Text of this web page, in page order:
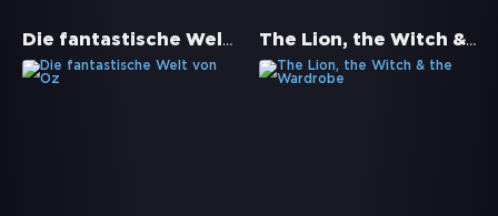
Die fantastische Welt von Oz The Lion, the Witch & the Wardrobe